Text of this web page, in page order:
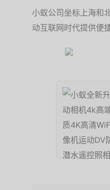
小蚁公司坐标上海和
动互联网时代提供便